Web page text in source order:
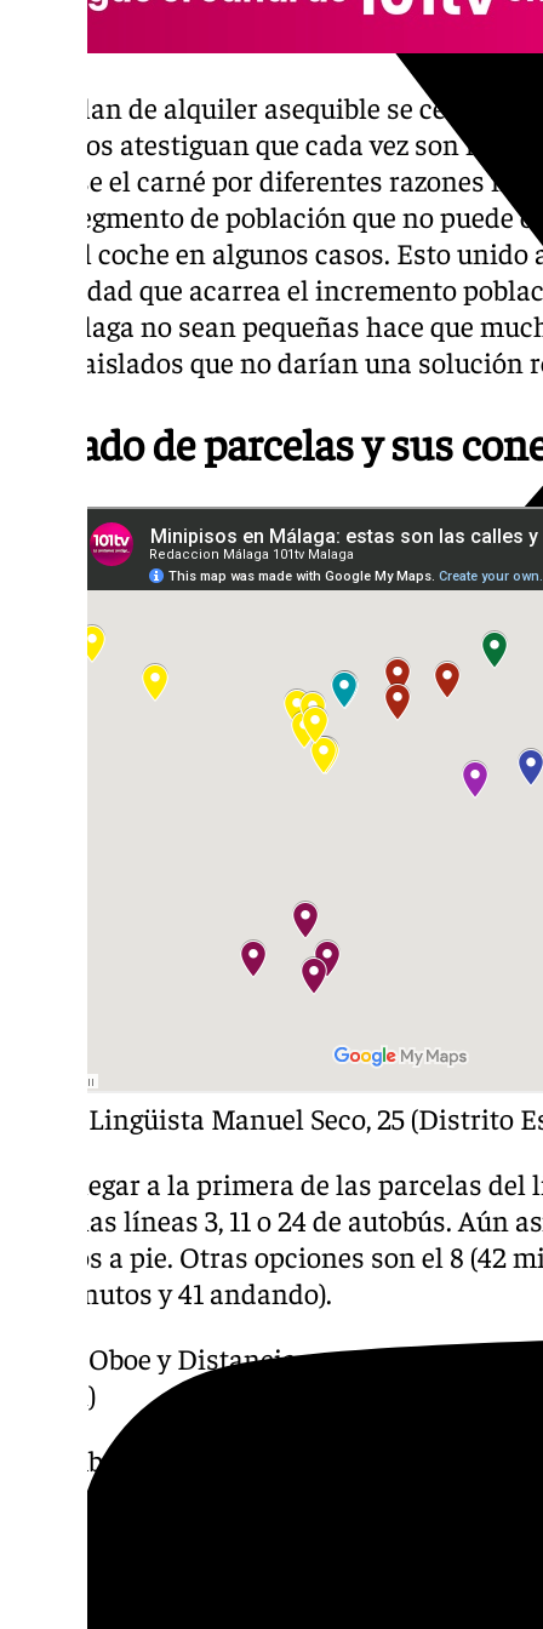
Si el plan de alquiler asequible se centra
estudios atestiguan que cada vez son
sacarse el carné por diferentes razones
otro segmento de población que no puede
usar el coche en algunos casos. Esto
movilidad que acarrea el incremento
de Málaga no sean pequeñas hace que
sitios aislados que no darían una solución
Listado de parcelas y sus
-Calle Lingüista Manuel Seco, 25 (Distrito
Para llegar a la primera de las parcelas
coger las líneas 3, 11 o 24 de autobús. Aún
de ellos a pie. Otras opciones son el 8 (42
(47 minutos y 41 andando).
-Calle Oboe y Distancia y avenida Manuel
Jardín)
En ambos casos hay dos opciones, las
llegar a la calle Oboe y Distancia, lo más